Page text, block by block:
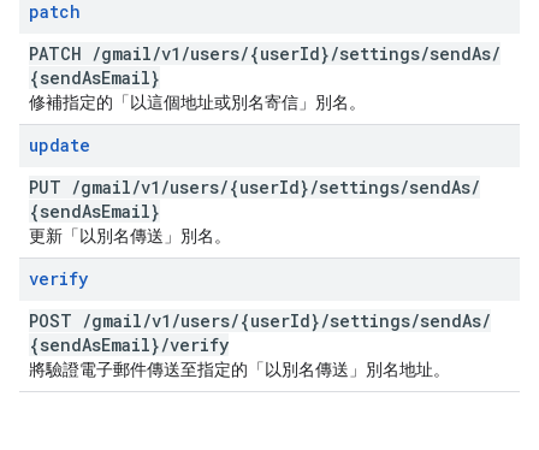
patch
PATCH /gmail/v1 /users/{userId}/settings/sendAs/
{sendAsEmail}
修補指定的「以這個地址或別名寄信」別名。
update
PUT /gmail/v1 /users/{userId}/settings/sendAs/
{sendAsEmail}
更新「以別名傳送」別名。
verify
POST /gmail/v1 /users/{userId}/settings/sendAs/
{sendAsEmail}/verify
將驗證電子郵件傳送至指定的「以別名傳送」別名地址。